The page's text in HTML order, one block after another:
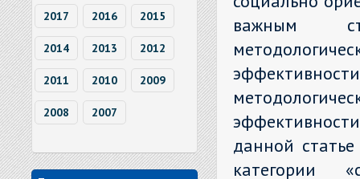
2017 2016 2015
2014 2013 2012
2011 2010 2009
2008 2007
важным
данной
категории